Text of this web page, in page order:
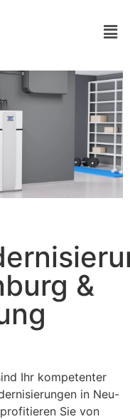
&
Ihr kompetenter
in Neu-
Sie von